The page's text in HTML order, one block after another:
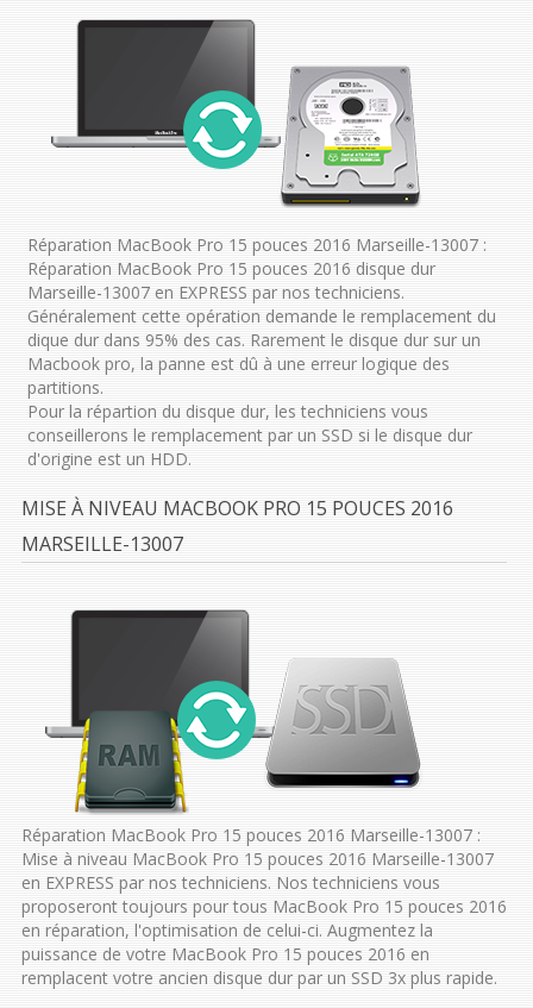
Réparation MacBook Pro 15 pouces 2016 Marseille-13007 :
Réparation MacBook Pro 15 pouces 2016 disque dur
Marseille-13007 en EXPRESS par nos techniciens.
Généralement cette opération demande le remplacement du
dique dur dans 95% des cas. Rarement le disque dur sur un
Macbook pro, la panne est dû à une erreur logique des
partitions.
Pour la répartion du disque dur, les techniciens vous
conseillerons le remplacement par un SSD si le disque dur
d'origine est un HDD.
MISE À NIVEAU MACBOOK PRO 15 POUCES 2016
MARSEILLE-13007
Réparation MacBook Pro 15 pouces 2016 Marseille-13007 :
Mise à niveau MacBook Pro 15 pouces 2016 Marseille-13007
en EXPRESS par nos techniciens. Nos techniciens vous
proposeront toujours pour tous MacBook Pro 15 pouces 2016
en réparation, l'optimisation de celui-ci. Augmentez la
puissance de votre MacBook Pro 15 pouces 2016 en
remplacent votre ancien disque dur par un SSD 3x plus rapide.